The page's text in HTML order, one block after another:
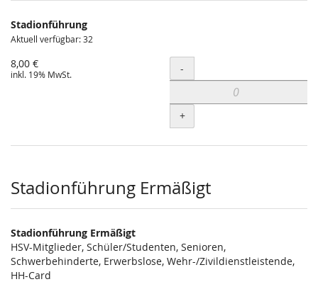
Stadionführung
Aktuell verfügbar: 32
8,00 €
inkl. 19% MwSt. Menge
-
+
Stadionführung Ermäßigt
Stadionführung Ermäßigt
HSV-Mitglieder, Schüler/Studenten, Senioren,
Schwerbehinderte, Erwerbslose, Wehr-/Zivildienstleistende,
HH-Card